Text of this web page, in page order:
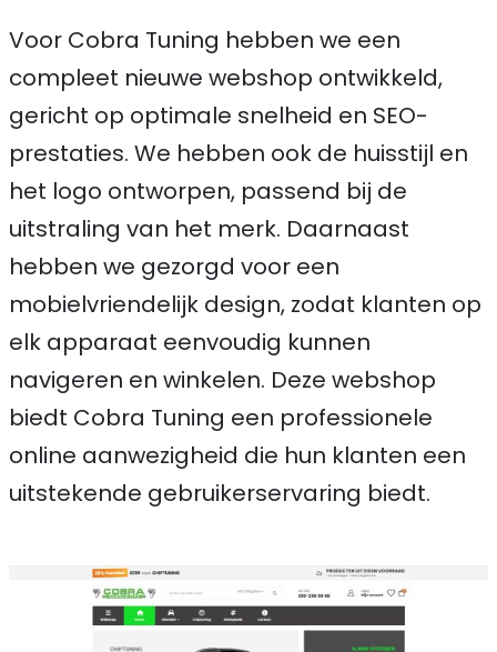
Voor Cobra Tuning hebben we een
compleet nieuwe webshop ontwikkeld,
gericht op optimale snelheid en SEO-
prestaties. We hebben ook de huisstijl en
het logo ontworpen, passend bij de
uitstraling van het merk. Daarnaast
hebben we gezorgd voor een
mobielvriendelijk design, zodat klanten op
elk apparaat eenvoudig kunnen
navigeren en winkelen. Deze webshop
biedt Cobra Tuning een professionele
online aanwezigheid die hun klanten een
uitstekende gebruikerservaring biedt.